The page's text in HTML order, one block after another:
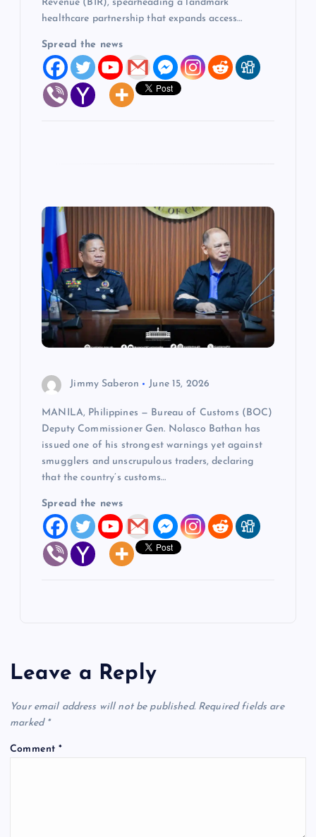
Revenue (BIR), spearheading a landmark
healthcare partnership that expands access…
Spread the news
Jimmy Saberon June 15, 2026
MANILA, Philippines — Bureau of Customs (BOC)
Deputy Commissioner Gen. Nolasco Bathan has
issued one of his strongest warnings yet against
smugglers and unscrupulous traders, declaring
that the country’s customs…
Spread the news
Leave a Reply
Your email address will not be published. Required fields are
marked *
Comment*